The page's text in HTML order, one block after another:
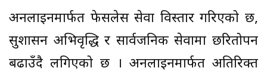
अनलाइनमार्फत फेसलेस सेवा विस्तार गरिएको छ,
सुशासन अभिवृद्धि र सार्वजनिक सेवामा छरितोपन
बढाउँदै लगिएको छ । अनलाइनमार्फत अतिरिक्त